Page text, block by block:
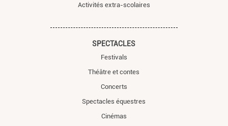
Activités extra-scolaires
SPECTACLES
Festivals
Théâtre et contes
Concerts
Spectacles équestres
Cinémas